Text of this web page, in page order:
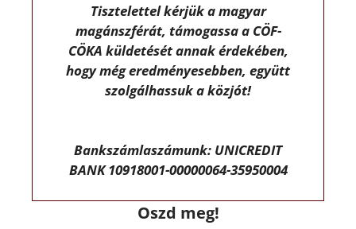
Tisztelettel kérjük a magyar
magánszférát, támogassa a CÖF-
CÖKA küldetését annak érdekében,
hogy még eredményesebben, együtt
szolgálhassuk a közjót!
Bankszámlaszámunk: UNICREDIT
BANK 10918001-00000064-35950004
Oszd meg!